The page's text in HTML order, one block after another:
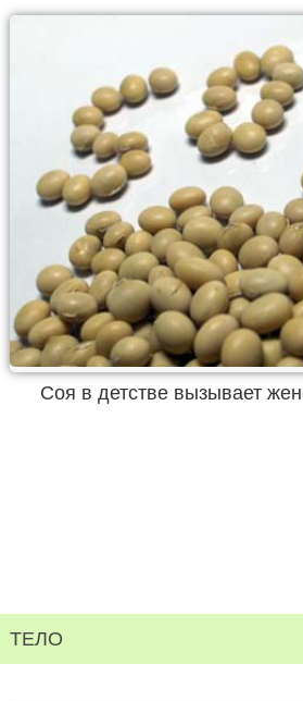
Соя в детстве вызывает
ТЕЛО